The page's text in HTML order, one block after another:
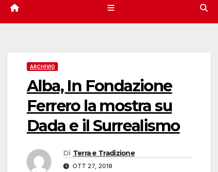
ARCHIVIO
Alba, In Fondazione
Ferrero la mostra su
Dada e il Surrealismo
Di Terra e Tradizione
OTT 27, 2018